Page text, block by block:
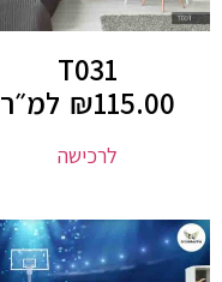
T031
₪115.00 למ״ר
לרכישה